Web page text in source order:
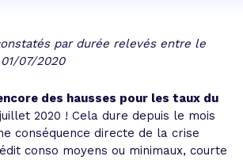
par durée relevés entre le
07/2020
des hausses pour les taux du
2020 ! Cela dure depuis le mois
conséquence directe de la crise
conso moyens ou minimaux, courte